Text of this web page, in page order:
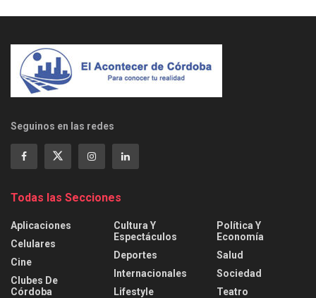
Seguinos en las redes
Todas las Secciones
Aplicaciones
Celulares
Cine
Clubes De
Córdoba
Cultura Y
Espectáculos
Deportes
Internacionales
Lifestyle
Política Y
Economía
Salud
Sociedad
Teatro